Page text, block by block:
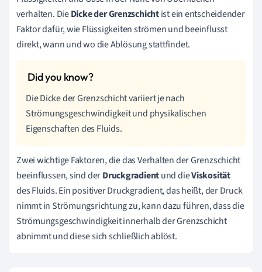
verhalten. DieDicke der Grenzschichtist ein entscheidender
Faktor dafür, wie Flüssigkeiten strömen und beeinflusst
direkt, wann und wo die Ablösung stattfindet.
Die Dicke der Grenzschicht variiert je nach
Strömungsgeschwindigkeit und physikalischen
Eigenschaften des Fluids.
Zwei wichtige Faktoren, die das Verhalten der Grenzschicht
beeinflussen, sind derDruckgradientund dieViskosität
des Fluids. Ein positiver Druckgradient, das heißt, der Druck
nimmt in Strömungsrichtung zu, kann dazu führen, dass die
Strömungsgeschwindigkeit innerhalb der Grenzschicht
abnimmt und diese sich schließlich ablöst.